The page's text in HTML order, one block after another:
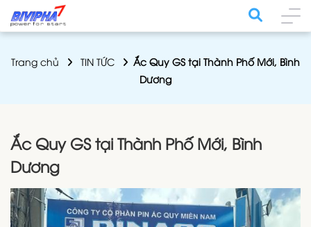
Trang chủ TIN TỨC
Ắc Quy GS tại Thành Phố Mới, Bình
Dương
Ắc Quy GS tại Thành Phố Mới, Bình
Dương